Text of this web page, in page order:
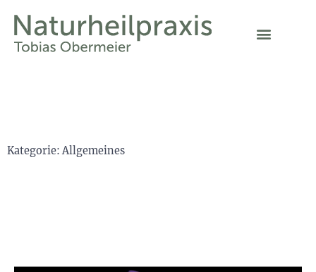
Kategorie: Allgemeines